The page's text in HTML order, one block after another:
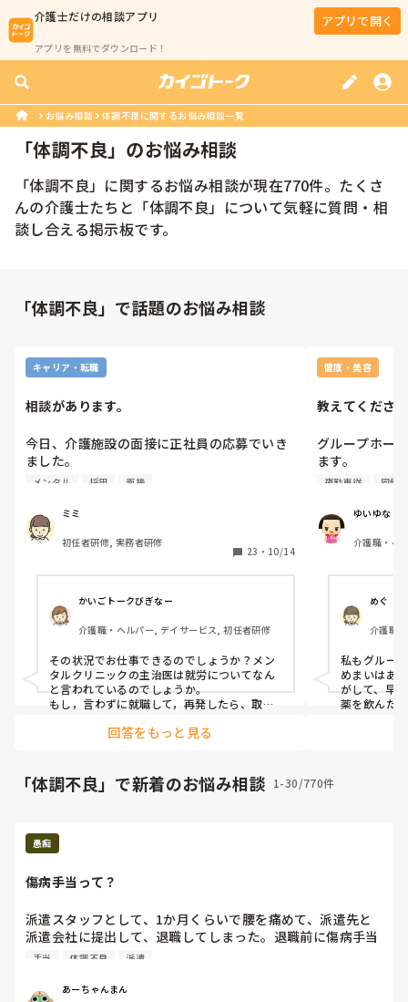
介護士だけの相談アプリ
アプリを無料でダウンロード！
アプリで開く
お悩み相談 体調不良に関するお悩み相談一覧
「体調不良」のお悩み相談
「体調不良 」に関するお悩み相談が現在770件。たくさ
んの介護士たちと「体調不良 」について気軽に質問・相
談し合える掲示板です。
「体調不良」で話題のお悩み相談
キャリア・転職
相談があります。
今日、介護施設の面接に正社員の応募でいき
ました。
採用との事だったのですが、勤務に不安があ
・現在メンタル的に精神科に通い始めた。(面
時に対応した方には話さなかった)
・集中力散漫
・物忘れが激しい
・仕事が覚えられない
・心身がだるい。腹痛と吐き気が続いてい
る。
・判断力がなくなった。
・頭がぼーっとする？ふわふわ？している感
上記の理由から、内定先にも迷惑をかけると
思いますので、病院診断後に断ろうと考えて
また本日の面接時に、「なにか病院通院して
る場合は申告して欲しい。」と言われたので
すが、現在診断がはっきりしておらず、話を
メンタル 採用 面接
ミミ
初任者研修, 実務者研修
23 ・ 10/14
かいごトークびぎなー
介護職・ヘルパー, デイサービス, 初任者研修
その状況でお仕事できるのでしょうか？メン
タルクリニックの主治医は就労についてなん
と言われているのでしょうか。
もし，言わずに就職して，再発したら、取り
回答をもっと見る
健康・美容
教えてください
グループホー
ます。
去年の12月か
通院したら、
ました。
今まで夜勤中
今度、耳鼻科
夜勤中、めま
1人で夜勤し
不安でいっぱ
夜勤専従 同僚
ゆいゆな
介護職・ヘ
めぐ
介護職
私もグルー
めまいはあ
がして、早
薬を飲んだ
「体調不良」で新着のお悩み相談 1-30/770件
愚痴
傷病手当って？
派遣スタッフとして、1か月くらいで腰を痛めて、派遣先と
派遣会社に提出して、退職してしまった。退職前に傷病手当
の話をしたら因果関係が難しいと言われ、出来なく、次の職
連絡なくなって、生活が厳しくてどうしたら良いのか分から
手当 体調不良 派遣
あーちゃんまん